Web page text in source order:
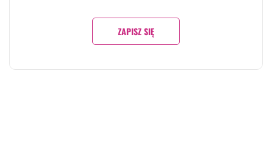
ZAPISZ SIĘ